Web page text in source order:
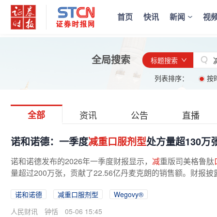
首页 快讯 新闻 视
全局搜索
标题搜索
列表排序：
按
全部 资讯 公告 直播
诺和诺德：一季度减重口服剂型处方量超130万
诺和诺德发布的2026年一季度财报显示， 减重版司美格鲁肽
量超过200万张，贡献了22.56亿丹麦克朗的销售额。财报
诺和诺德 减重口服剂型
Wegovy®
人民财讯
钟恬 05-06 15:45